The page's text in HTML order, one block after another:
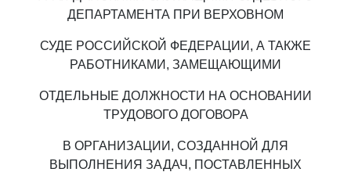
ДЕПАРТАМЕНТА ПРИ ВЕРХОВНОМ
СУДЕ РОССИЙСКОЙ ФЕДЕРАЦИИ, А ТАКЖЕ
РАБОТНИКАМИ, ЗАМЕЩАЮЩИМИ
ОТДЕЛЬНЫЕ ДОЛЖНОСТИ НА ОСНОВАНИИ
ТРУДОВОГО ДОГОВОРА
В ОРГАНИЗАЦИИ, СОЗДАННОЙ ДЛЯ
ВЫПОЛНЕНИЯ ЗАДАЧ, ПОСТАВЛЕННЫХ